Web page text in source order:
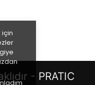
için
- PRATIC